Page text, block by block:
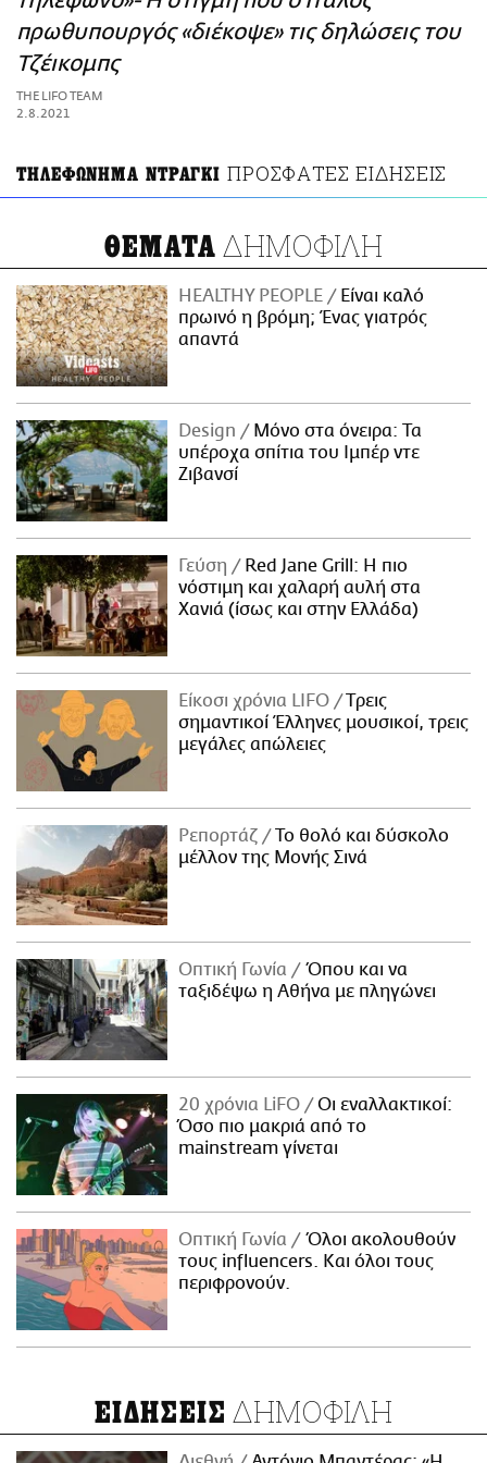
ΑΜΠΑ
PRINT
πρωθυπουργός «διέκοψε» τις δηλώσεις του
Τζέικομπς
THE LIFO TEAM
2.8.2021
ΤΗΛΕΦΩΝΗΜΑ ΝΤΡΑΓΚΙ ΠΡΟΣΦΑΤΕΣ ΕΙΔΗΣΕΙΣ
ΘΕΜΑΤΑ ΔΗΜΟΦΙΛΗ
HEALTHY PEOPLE
Είναι καλό
πρωινό η βρόμη; Ένας γιατρός
απαντά
Design
Μόνο στα όνειρα: Τα
υπέροχα σπίτια του Ιμπέρ ντε
Ζιβανσί
Γεύση
Red Jane Grill: Η πιο
νόστιμη και χαλαρή αυλή στα
Χανιά (ίσως και στην Ελλάδα)
Είκοσι χρόνια LIFO
Tρεις
σημαντικοί Έλληνες μουσικοί, τρεις
μεγάλες απώλειες
Ρεπορτάζ
Το θολό και δύσκολο
μέλλον της Μονής Σινά
Οπτική Γωνία
Όπου και να
ταξιδέψω η Αθήνα με πληγώνει
20 χρόνια LiFO
Οι εναλλακτικοί:
Όσο πιο μακριά από το
mainstream γίνεται
Οπτική Γωνία
Όλοι ακολουθούν
τους influencers. Και όλοι τους
περιφρονούν.
ΕΙΔΗΣΕΙΣ ΔΗΜΟΦΙΛΗ